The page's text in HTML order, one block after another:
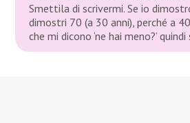
Smettila di scrivermi. Se io
dimostri 70 (a 30 anni), perché a
che mi dicono ‘ne hai meno?’